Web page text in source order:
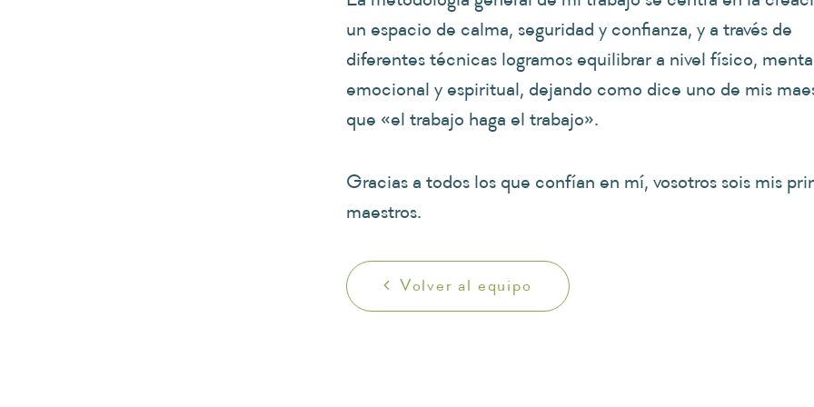
un espacio de calma, seguridad y confianza, y a través de
diferentes técnicas logramos equilibrar a nivel físico,
emocional y espiritual, dejando como dice uno de mis
que «el trabajo haga el trabajo».
Gracias a todos los que confían en mí, vosotros sois mis
maestros.
Volver al equipo